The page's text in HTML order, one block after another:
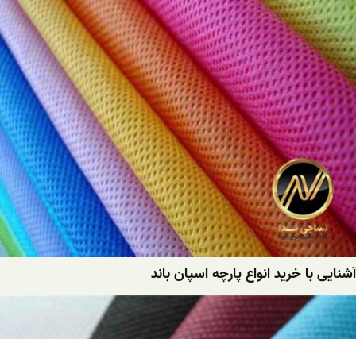
آشنایی با خرید انواع پارچه اسپان باند